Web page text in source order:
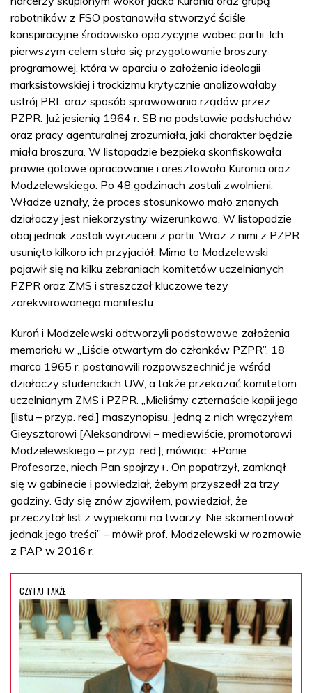
robotników z FSO postanowiła stworzyć ściśle
konspiracyjne środowisko opozycyjne wobec partii. Ich
pierwszym celem stało się przygotowanie broszury
programowej, która w oparciu o założenia ideologii
marksistowskiej i trockizmu krytycznie analizowałaby
ustrój PRL oraz sposób sprawowania rządów przez
PZPR. Już jesienią 1964 r. SB na podstawie podsłuchów
oraz pracy agenturalnej zrozumiała, jaki charakter będzie
miała broszura. W listopadzie bezpieka skonfiskowała
prawie gotowe opracowanie i aresztowała Kuronia oraz
Modzelewskiego. Po 48 godzinach zostali zwolnieni.
Władze uznały, że proces stosunkowo mało znanych
działaczy jest niekorzystny wizerunkowo. W listopadzie
obaj jednak zostali wyrzuceni z partii. Wraz z nimi z PZPR
usunięto kilkoro ich przyjaciół. Mimo to Modzelewski
pojawił się na kilku zebraniach komitetów uczelnianych
PZPR oraz ZMS i streszczał kluczowe tezy
zarekwirowanego manifestu.
Kuroń i Modzelewski odtworzyli podstawowe założenia
memoriału w „Liście otwartym do członków PZPR”. 18
marca 1965 r. postanowili rozpowszechnić je wśród
działaczy studenckich UW, a także przekazać komitetom
uczelnianym ZMS i PZPR. „Mieliśmy czternaście kopii jego
[listu – przyp. red.] maszynopisu. Jedną z nich wręczyłem
Gieysztorowi [Aleksandrowi – mediewiście, promotorowi
Modzelewskiego – przyp. red.], mówiąc: +Panie
Profesorze, niech Pan spojrzy+. On popatrzył, zamknął
się w gabinecie i powiedział, żebym przyszedł za trzy
godziny. Gdy się znów zjawiłem, powiedział, że
przeczytał list z wypiekami na twarzy. Nie skomentował
jednak jego treści” – mówił prof. Modzelewski w rozmowie
z PAP w 2016 r.
CZYTAJ TAKŻE